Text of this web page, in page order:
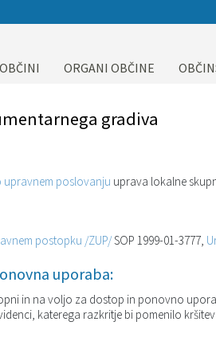
ORGANI OBČINE
gradiva
upravnem poslovanju uprava lokalne
postopku /ZUP/SOP 1999-01-3777,
uporaba:
in na voljo za dostop in ponovno
katerega razkritje bi pomenilo